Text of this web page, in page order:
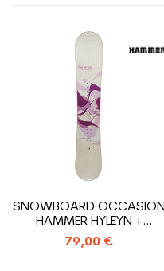
SNOWBOARD OCCASION
HAMMER HYLEYN +
FIXATION COQUE
79,00 €